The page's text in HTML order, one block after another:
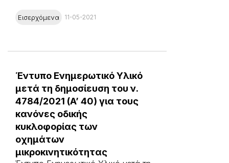
Εισερχόμενα 11-05-2021
Έντυπο Ενημερωτικό Υλικό
μετά τη δημοσίευση του ν.
4784/2021 (A’ 40) για τους
κανόνες οδικής
κυκλοφορίας των
οχημάτων
μικροκινητικότητας